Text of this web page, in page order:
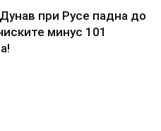
при Русе падна до
минус 101